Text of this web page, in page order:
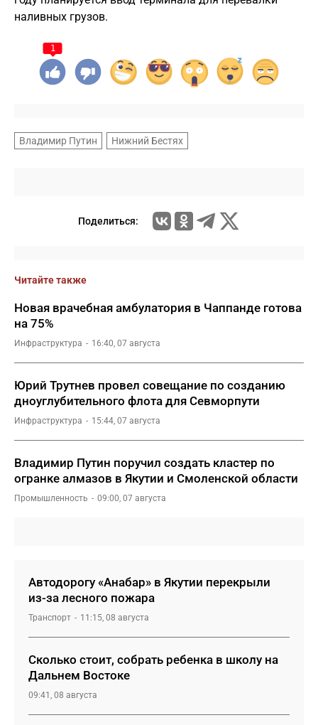
наливных грузов.
1
Владимир Путин Нижний Бестях
Поделиться:
Читайте также
Новая врачебная амбулатория в Чаппанде готова
на 75%
Инфраструктура 16:40, 07 августа
Юрий Трутнев провел совещание по созданию
дноуглубительного флота для Севморпути
Инфраструктура 15:44, 07 августа
Владимир Путин поручил создать кластер по
огранке алмазов в Якутии и Смоленской области
Промышленность 09:00, 07 августа
Автодорогу «Анабар» в Якутии перекрыли
из-за лесного пожара
Транспорт 11:15, 08 августа
Сколько стоит, собрать ребенка в школу на
Дальнем Востоке
09:41, 08 августа